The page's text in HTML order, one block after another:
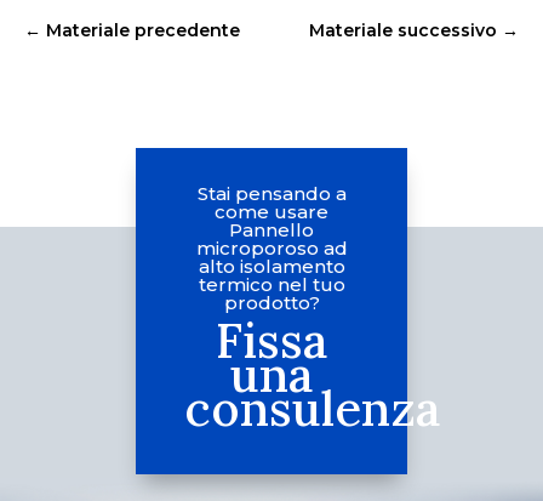
← Materiale precedente Materiale successivo →
Stai pensando a
come usare
Pannello
microporoso ad
alto isolamento
termico nel tuo
prodotto?
Fissa
una
consulenza